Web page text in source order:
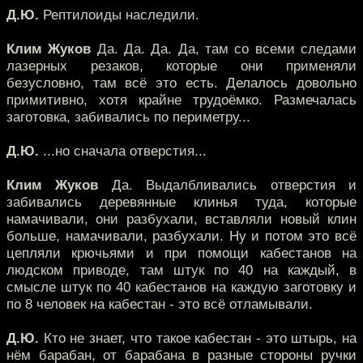
Д.Ю. Рептилоиды наследили.
Клим Жуков Да. Да. Да. Да, там со всеми следами
лазерных резаков, которые они применяли
безусловно, там всё это есть. Делалось довольно
примитивно, хотя крайне трудоёмко. Размечалась
заготовка, забивались по периметру...
Д.Ю. ...но сначала отверстия...
Клим Жуков Да. Выдалбливались отверстия и
забивались деревянные клинья туда, которые
намачивали, они разбухали, вставляли новый клин
больше, намачивали, разбухали. Ну и потом это всё
цепляли крючьями и при помощи кабестанов на
людском приводе, там штук по 40 на каждый, в
смысле штук по 40 кабестанов на каждую заготовку и
по 8 человек на кабестан - это всё отламывали.
Д.Ю. Кто не знает, что такое кабестан - это штырь, на
нём барабан, от барабана в разные стороны ручки